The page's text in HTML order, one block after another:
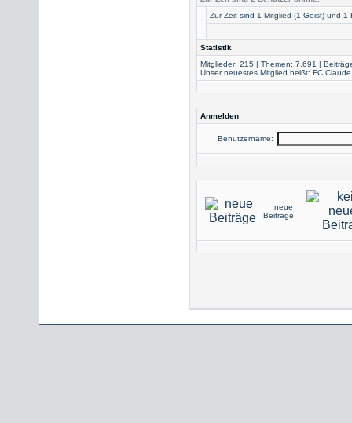
Zur Zeit sind 1 Mitglied (1 Geist) und
Statistik
Mitglieder: 215 | Themen: 7.691 |
Unser neuestes Mitglied heißt: FC Claude
Anmelden
Benutzername:
neue
Beiträge